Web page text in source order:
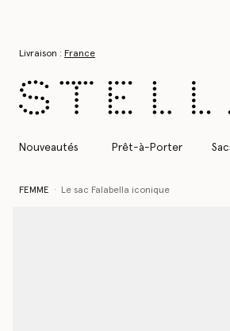
Livraison : France
Nouveautés Prêt-à-Porter
FEMME Le sac Falabella iconique